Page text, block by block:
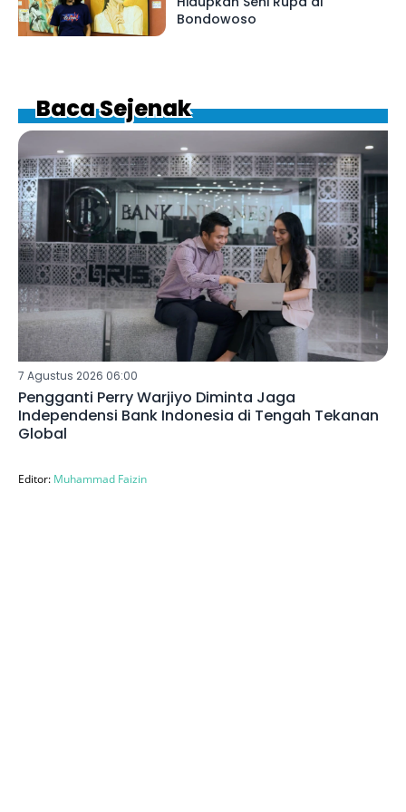
Bondowoso
Baca Sejenak
7 Agustus 2026 06:00
Pengganti Perry Warjiyo Diminta Jaga
Independensi Bank Indonesia di Tengah Tekanan
Global
Editor: Muhammad Faizin